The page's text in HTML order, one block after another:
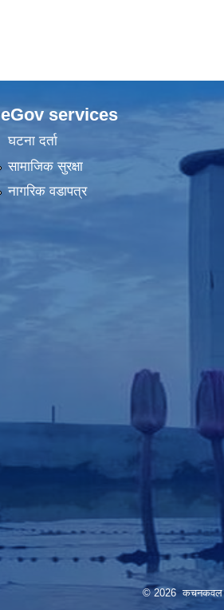
eGov services
घटना दर्ता
सामाजिक सुरक्षा
नागरिक वडापत्र
© 2026 कचनकवल